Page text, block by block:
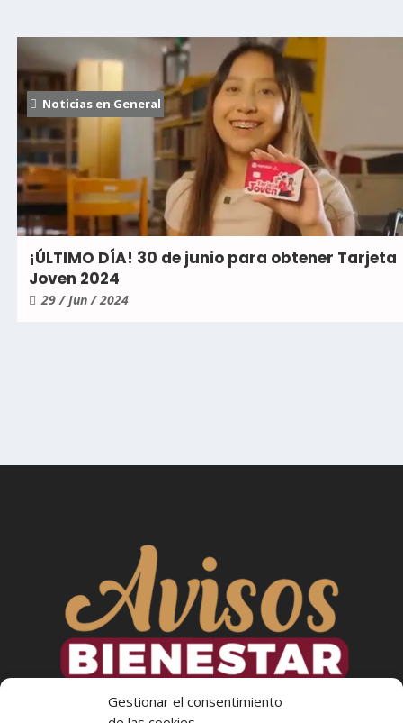
Gestionar el consentimiento
Noticias en General
¡ÚLTIMO DÍA! 30 de junio para obtener Tarjeta
Joven 2024
29 / Jun / 2024